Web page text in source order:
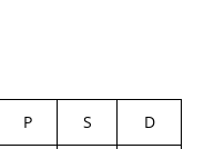
P S D